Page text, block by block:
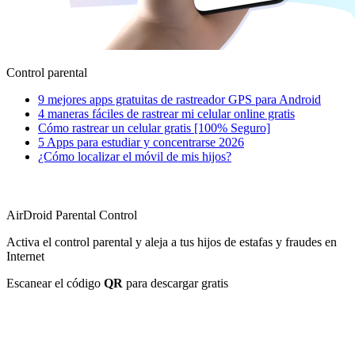
Control parental
9 mejores apps gratuitas de rastreador GPS para Android
4 maneras fáciles de rastrear mi celular online gratis
Cómo rastrear un celular gratis [100% Seguro]
5 Apps para estudiar y concentrarse 2026
¿Cómo localizar el móvil de mis hijos?
AirDroid Parental Control
Activa el control parental y aleja a tus hijos de estafas y fraudes en
Internet
Escanear el código QR para descargar gratis